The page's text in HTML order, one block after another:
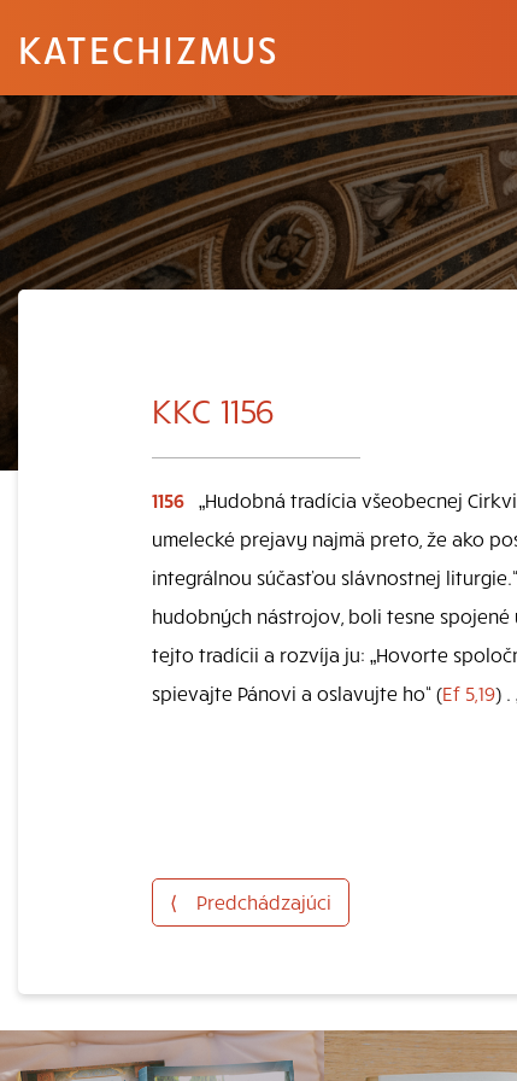
KATECHIZMUS
KKC 1156
1156 „Hudobná tradícia všeobecnej
umelecké prejavy najmä preto, že ako
integrálnou súčasťou slávnostnej
hudobných nástrojov, boli tesne
tejto tradícii a rozvíja ju: „Hovorte
spievajte Pánovi a oslavujte ho“ (Ef 5,19) .
⟨ Predchádzajúci